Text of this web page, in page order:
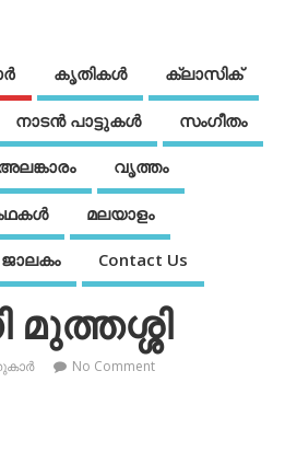
കൃതികൾ ക്ലാസിക്
നാടന്‍ പാട്ടുകള്‍ സംഗീതം
വൃത്തം
മലയാളം
Contact Us
No Comment